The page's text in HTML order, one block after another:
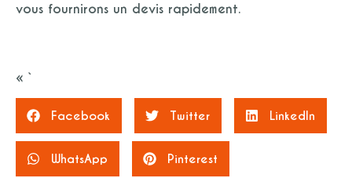
vous fournirons un devis rapidement.
« `
Facebook Twitter LinkedIn
WhatsApp Pinterest